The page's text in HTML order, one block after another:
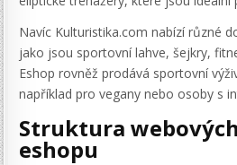
Navíc Kulturistika.com nabízí různé
jako jsou sportovní lahve, šejkry,
Eshop rovněž prodává sportovní
například pro vegany nebo osoby s
Struktura
eshopu